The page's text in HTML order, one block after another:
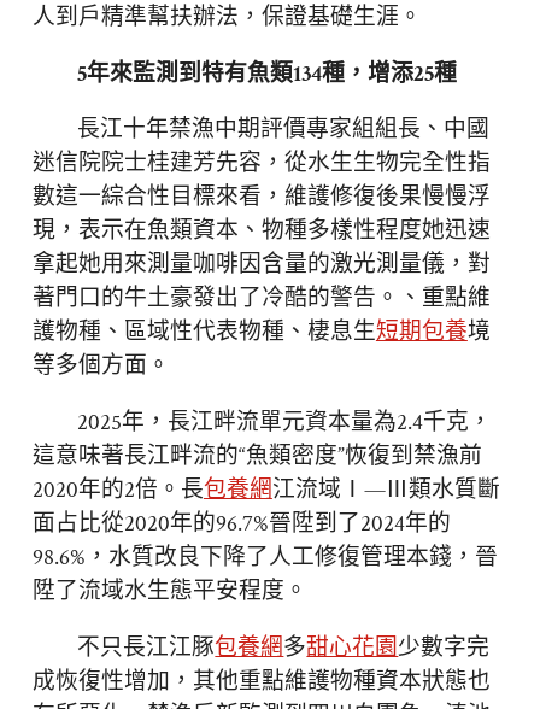
人到戶精準幫扶辦法，保證基礎生涯。
5年來監測到特有魚類134種，增添25種
長江十年禁漁中期評價專家組組長、中國
迷信院院士桂建芳先容，從水生生物完全性指
數這一綜合性目標來看，維護修復後果慢慢浮
現，表示在魚類資本、物種多樣性程度她迅速
拿起她用來測量咖啡因含量的激光測量儀，對
著門口的牛土豪發出了冷酷的警告。、重點維
護物種、區域性代表物種、棲息生短期包養境
等多個方面。
2025年，長江畔流單元資本量為2.4千克，
這意味著長江畔流的“魚類密度”恢復到禁漁前
2020年的2倍。長包養網江流域Ⅰ—Ⅲ類水質斷
面占比從2020年的96.7%晉陞到了2024年的
98.6%，水質改良下降了人工修復管理本錢，晉
陞了流域水生態平安程度。
不只長江江豚包養網多甜心花園少數字完
成恢復性增加，其他重點維護物種資本狀態也